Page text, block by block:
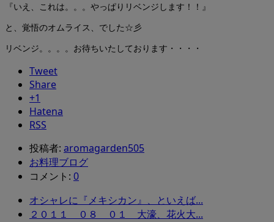
『いえ、これは。。。やっぱりリベンジします！！』
と、覚悟のオムライス、でした☆彡
リベンジ。。。。お待ちいたしております・・・・
Tweet
Share
+1
Hatena
RSS
投稿者: aromagarden505
お料理ブログ
コメント: 0
オシャレに『メキシカン』、といえば...
２０１１ ０８ ０１ 大濠、花火大...